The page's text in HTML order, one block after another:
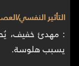
التأثير النفسي/
: مهدئ خفيف،
يسبب هلوسة.